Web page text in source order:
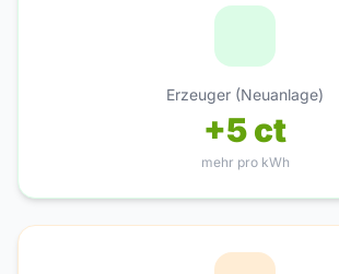
Erzeuger (Neuanlage)
+5 ct
mehr pro kWh